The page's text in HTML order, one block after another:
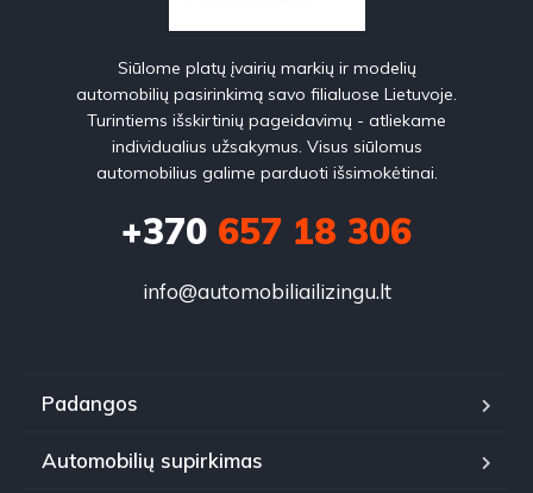
Siūlome platų įvairių markių ir modelių
automobilių pasirinkimą savo filialuose Lietuvoje.
Turintiems išskirtinių pageidavimų - atliekame
individualius užsakymus. Visus siūlomus
automobilius galime parduoti išsimokėtinai.
+370 657 18 306
info@automobiliailizingu.lt
Padangos
Automobilių supirkimas